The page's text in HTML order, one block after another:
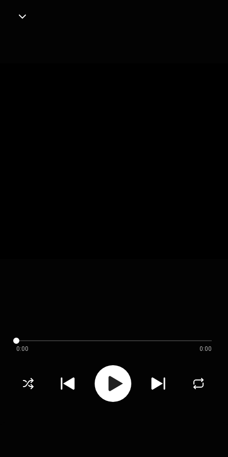
0:00 0:00